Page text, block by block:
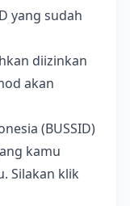
yang sudah
diizinkan
akan
(BUSSID)
kamu
Silakan klik